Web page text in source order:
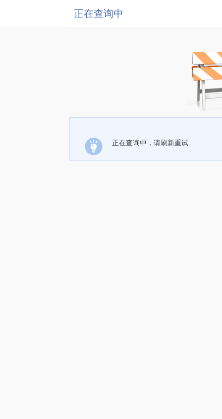
正在查询中
正在查询中，请刷新重试